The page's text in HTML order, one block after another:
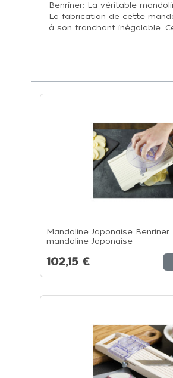
Benriner: La véritable
La fabrication de cette
à son tranchant inégalable.
Mandoline Japonaise Benriner
mandoline Japonaise
102,15 €